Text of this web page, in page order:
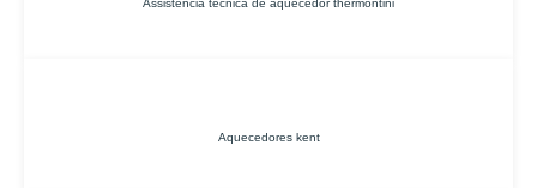
Assistência técnica de aquecedor thermontini
Aquecedores kent